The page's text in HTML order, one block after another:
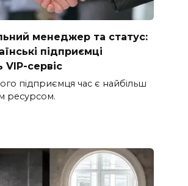
менеджер та статус:
підприємці
сервіс
підприємця час є найбільш
ресурсом.